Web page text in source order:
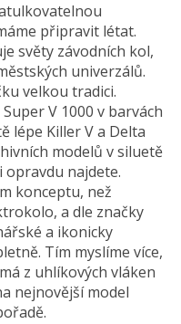
připravit létat.
světy závodních kol,
univerzálů.
velkou tradici.
V 1000 v barvách
lépe Killer V a Delta
modelů v siluetě
opravdu najdete.
konceptu, než
a dle značky
a ikonicky
Tím myslíme více,
z uhlíkových vláken
nejnovější model